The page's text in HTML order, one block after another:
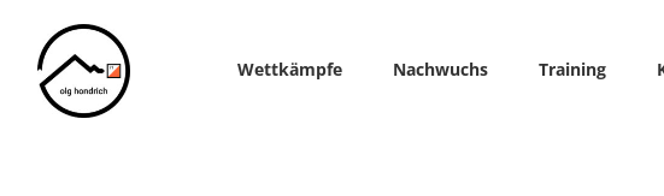
Home
Wettkämpfe Nachwuchs Training